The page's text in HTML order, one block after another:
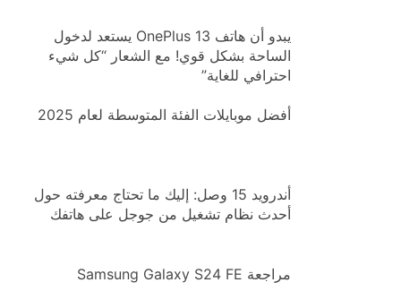
يبدو أن هاتف OnePlus 13 يستعد لدخول
الساحة بشكل قوي! مع الشعار “كل شيء
احترافي للغاية”
أفضل موبايلات الفئة المتوسطة لعام 2025
أندرويد 15 وصل: إليك ما تحتاج معرفته حول
أحدث نظام تشغيل من جوجل على هاتفك
مراجعة Samsung Galaxy S24 FE